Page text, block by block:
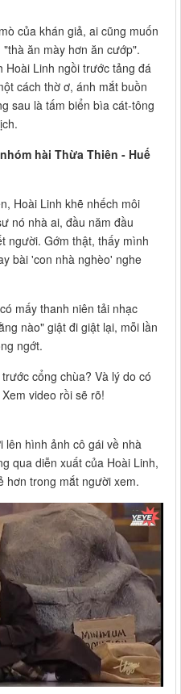
của khán giả, ai cũng muốn
ăn mày hơn ăn cướp".
Hoài Linh ngồi trước tảng đá
cách thờ ơ, ánh mắt buồn
sau là tấm biển bìa cát-tông
hài Thừa Thiên - Huế
Hoài Linh khẽ nhếch môi
nó nhà ai, đầu năm đầu
người. Gớm thật, thấy mình
bài 'con nhà nghèo' nghe
mấy thanh niên tải nhạc
nào" giật đi giật lại, mỗi lần
ngớt.
cổng chùa? Và lý do có
video rồi sẽ rõ!
lên hình ảnh cô gái về nhà
qua diễn xuất của Hoài Linh,
hơn trong mắt người xem.